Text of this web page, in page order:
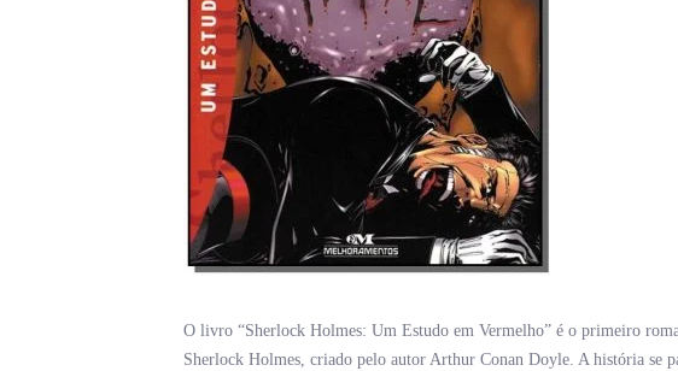
O livro “Sherlock Holmes: Um Estudo em Vermelho” é o primeiro
Sherlock Holmes, criado pelo autor Arthur Conan Doyle. A história se